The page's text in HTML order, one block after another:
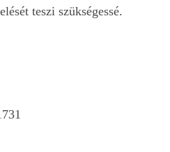
teszi szükségessé.